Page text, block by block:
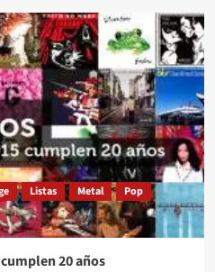
Listas Metal
Pop
20 años